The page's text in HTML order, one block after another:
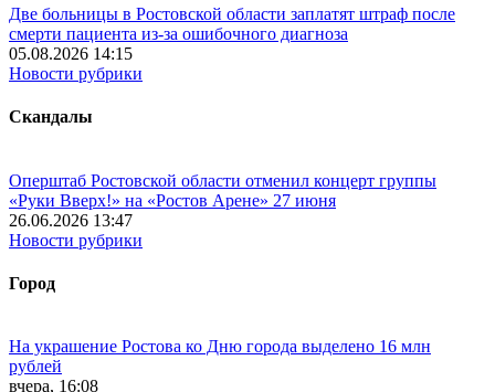
Две больницы в Ростовской области заплатят штраф после
смерти пациента из-за ошибочного диагноза
05.08.2026 14:15
Новости рубрики
Скандалы
Оперштаб Ростовской области отменил концерт группы
«Руки Вверх!» на «Ростов Арене» 27 июня
26.06.2026 13:47
Новости рубрики
Город
На украшение Ростова ко Дню города выделено 16 млн
рублей
вчера, 16:08